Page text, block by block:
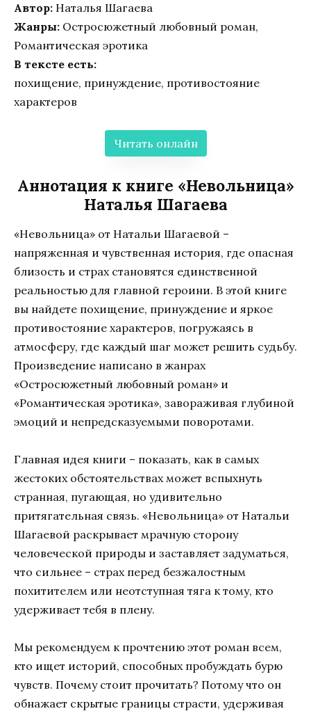
Автор: Наталья Шагаева
Жанры: Остросюжетный любовный роман,
Романтическая эротика
В тексте есть:
похищение, принуждение, противостояние
характеров
Читать онлайн
Аннотация к книге «Невольница»
Наталья Шагаева
«Невольница» от Натальи Шагаевой –
напряженная и чувственная история, где опасная
близость и страх становятся единственной
реальностью для главной героини. В этой книге
вы найдете похищение, принуждение и яркое
противостояние характеров, погружаясь в
атмосферу, где каждый шаг может решить судьбу.
Произведение написано в жанрах
«Остросюжетный любовный роман» и
«Романтическая эротика», завораживая глубиной
эмоций и непредсказуемыми поворотами.
Главная идея книги – показать, как в самых
жестоких обстоятельствах может вспыхнуть
странная, пугающая, но удивительно
притягательная связь. «Невольница» от Натальи
Шагаевой раскрывает мрачную сторону
человеческой природы и заставляет задуматься,
что сильнее – страх перед безжалостным
похитителем или неотступная тяга к тому, кто
удерживает тебя в плену.
Мы рекомендуем к прочтению этот роман всем,
кто ищет историй, способных пробуждать бурю
чувств. Почему стоит прочитать? Потому что он
обнажает скрытые границы страсти, удерживая